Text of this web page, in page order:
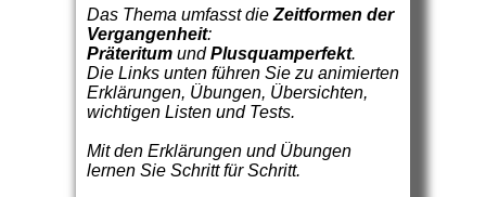
Das Thema umfasst dieZeitformen der
Vergangenheit:
PräteritumundPlusquamperfekt.
Die Links unten führen Sie zu animierten
Erklärungen, Übungen, Übersichten,
wichtigen Listen und Tests.
Mit den Erklärungen und Übungen
lernen Sie Schritt für Schritt.